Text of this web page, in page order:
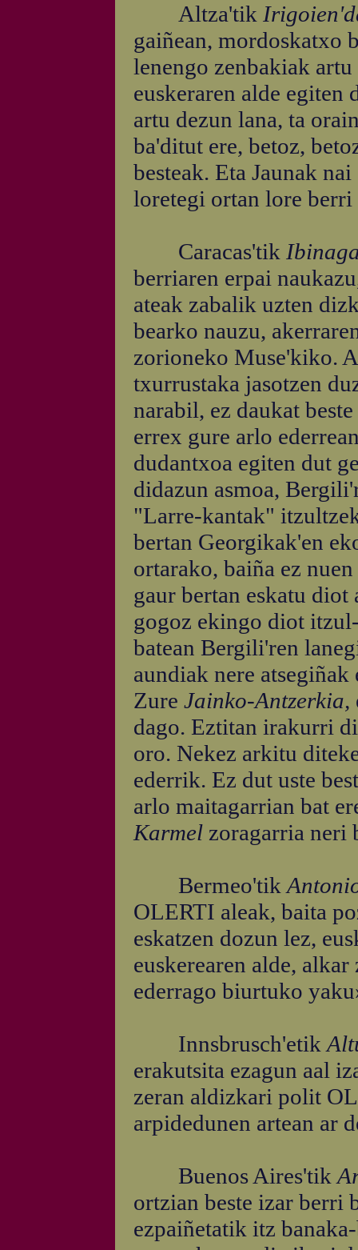
Altza'tik
gaiñean, mordoskatxo
lenengo zenbakiak
euskeraren alde egiten
artu dezun lana, ta
ba'ditut ere, betoz,
besteak. Eta Jaunak
loretegi ortan lore
Caracas'tik
berriaren erpai
ateak zabalik uzten
bearko nauzu,
zorioneko Muse'kiko.
txurrustaka jasotzen
narabil, ez daukat
errex gure arlo
dudantxoa egiten dut
didazun asmoa,
"Larre-kantak"
bertan Georgikak'en
ortarako, baiña ez
gaur bertan eskatu
gogoz ekingo diot
batean Bergili'ren
aundiak nere
Zure Jainko-Antzerkia,
dago. Eztitan irakurri
oro. Nekez arkitu
ederrik. Ez dut uste
arlo maitagarrian bat
Karmel zoragarria neri
Bermeo'tik
OLERTI aleak, baita
eskatzen dozun lez,
euskerearen alde,
ederrago biurtuko
Innsbrusch'etik
erakutsita ezagun aal
zeran aldizkari polit
arpidedunen artean ar
Buenos Aires'tik
ortzian beste izar berri
ezpaiñetatik itz